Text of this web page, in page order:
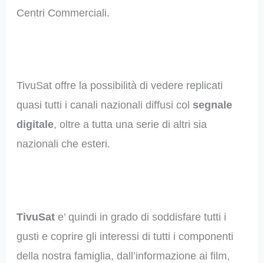
Centri Commerciali.
TivuSat offre la possibilità di vedere replicati
quasi tutti i canali nazionali diffusi col segnale
digitale, oltre a tutta una serie di altri sia
nazionali che esteri.
TivuSate’ quindi in grado di soddisfare tutti i
gusti e coprire gli interessi di tutti i componenti
della nostra famiglia, dall’informazione ai film,